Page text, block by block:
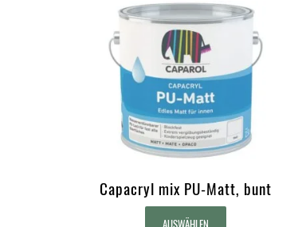
Capacryl mix PU-Matt, bunt
AUSWÄHLEN